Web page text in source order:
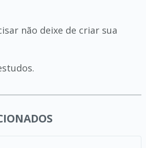
não deixe de criar sua